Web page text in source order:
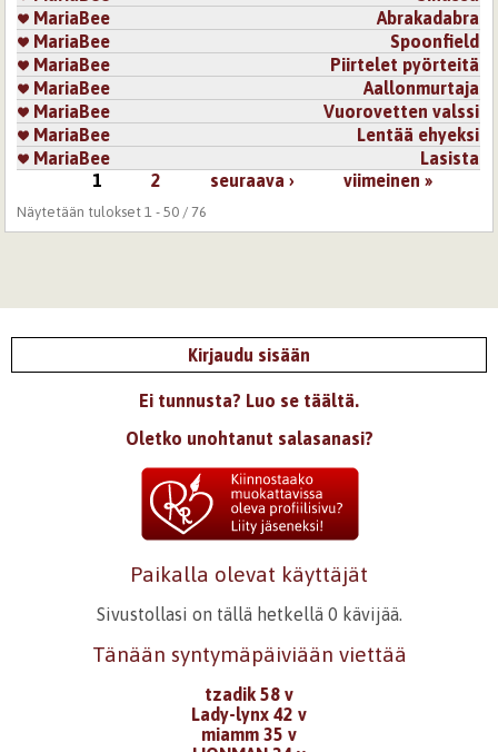
MariaBee
Abrakadabra
MariaBee
Spoonfield
MariaBee
Piirtelet pyörteitä
MariaBee
Aallonmurtaja
MariaBee
Vuorovetten valssi
MariaBee
Lentää ehyeksi
MariaBee
Lasista
1 2 seuraava › viimeinen »
Näytetään tulokset 1 - 50 / 76
Kirjaudu sisään
Ei tunnusta? Luo se täältä.
Oletko unohtanut salasanasi?
Paikalla olevat käyttäjät
Sivustollasi on tällä hetkellä 0 kävijää.
Tänään syntymäpäiviään viettää
tzadik 58 v
Lady-lynx 42 v
miamm 35 v